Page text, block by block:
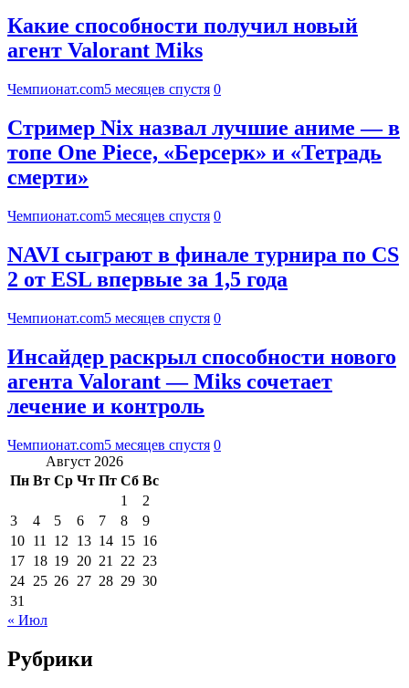
Какие способности получил новый
агент Valorant Miks
Чемпионат.com5 месяцев спустя 0
Стример Nix назвал лучшие аниме — в
топе One Piece, «Берсерк» и «Тетрадь
смерти»
Чемпионат.com5 месяцев спустя 0
NAVI сыграют в финале турнира по CS
2 от ESL впервые за 1,5 года
Чемпионат.com5 месяцев спустя 0
Инсайдер раскрыл способности нового
агента Valorant — Miks сочетает
лечение и контроль
Чемпионат.com5 месяцев спустя 0
Август 2026
Пн Вт Ср Чт Пт Сб Вс
1
2
3
4 5 6 7 8
9
10 11 12 13 14 15 16
17 18 19 20 21 22 23
24 25 26 27 28 29 30
31
« Июл
Рубрики